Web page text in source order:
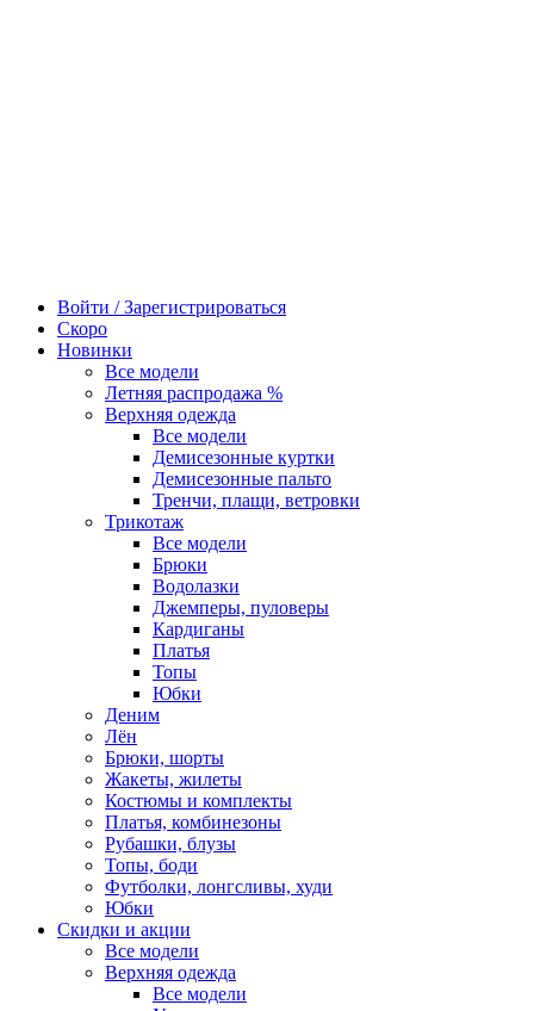
Войти / Зарегистрироваться
Скоро
Новинки
Все модели
Летняя распродажа %
Верхняя одежда
Все модели
Демисезонные куртки
Демисезонные пальто
Тренчи, плащи, ветровки
Трикотаж
Все модели
Брюки
Водолазки
Джемперы, пуловеры
Кардиганы
Платья
Топы
Юбки
Деним
Лён
Брюки, шорты
Жакеты, жилеты
Костюмы и комплекты
Платья, комбинезоны
Рубашки, блузы
Топы, боди
Футболки, лонгсливы, худи
Юбки
Скидки и акции
Все модели
Верхняя одежда
Все модели